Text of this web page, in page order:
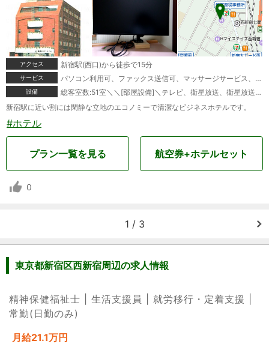
アクセス 新宿駅(西口)から徒歩で15分
サービス パソコン利用可、ファックス送信可、マッサージサービス、宅配便、駐車場あり
設備
総客室数:51室＼＼[部屋設備]＼テレビ、衛星放送、衛星放送(無料)、電話、ファックス(貸出)、インターネット接続(LAN形式)、インターネット接続(無線LAN形式)、湯沸かしポット、お茶セット、冷蔵庫、ドライヤー、ズボンプレッサー(貸出)、電気スタンド(貸出)、加湿器(貸出)、ボディーソープ、シャンプー、リンス、ハミガキセット、カミソリ、タオル、バスタオル、浴衣、スリッパ＼＼[館内設備]＼レストラン、会議室、自動販売機
新宿駅に近い割には閑静な立地のエコノミーで清潔なビジネスホテルです。
#ホテル
プラン一覧を見る 航空券+ホテルセット
0
1 / 3
東京都新宿区西新宿周辺の求人情報
精神保健福祉士 | 生活支援員 | 就労移行・定着支援 |
常勤(日勤のみ)
月給21.1万円